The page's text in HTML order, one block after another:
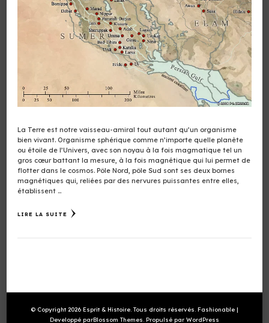
La Terre est notre vaisseau-amiral tout autant qu’un organisme
bien vivant. Organisme sphérique comme n’importe quelle planète
ou étoile de l’Univers, avec son noyau à la fois magmatique tel un
gros cœur battant la mesure, à la fois magnétique qui lui permet de
flotter dans le cosmos. Pôle Nord, pôle Sud sont ses deux bornes
magnétiques qui, reliées par des nervures puissantes entre elles,
établissent …
LIRE LA SUITE
© Copyright 2026 Esprit & Histoire . Tous droits réservés. Fashionable |
Developpé parBlossom Themes . Propulsé par WordPress